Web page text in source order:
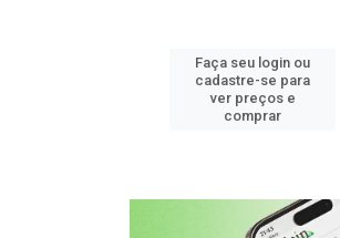
Faça seu login ou
cadastre-se para
ver preços e
comprar